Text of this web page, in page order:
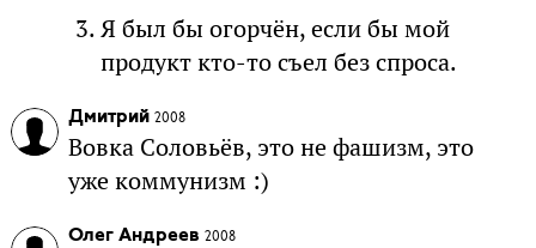
Я был бы огорчён, если бы мой
продукт кто-то съел без спроса.
Дмитрий 2008
Вовка Соловьёв, это не фашизм, это
уже коммунизм :)
Олег Андреев 2008